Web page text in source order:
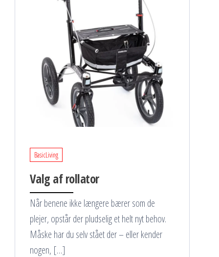
BasicLiving
Valg af rollator
Når benene ikke længere bærer som de
plejer, opstår der pludselig et helt nyt behov.
Måske har du selv stået der – eller kender
nogen, […]